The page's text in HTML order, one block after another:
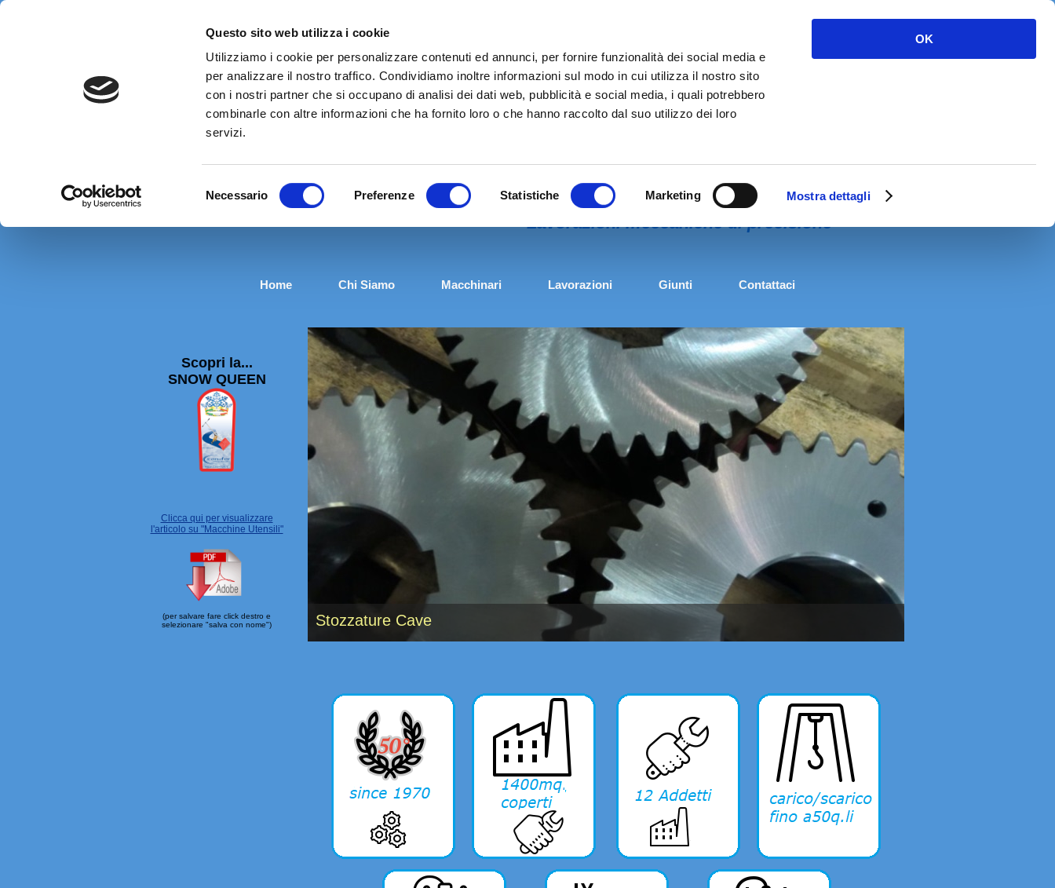
Questo sito web utilizza i cookie
Utilizziamo i cookie per personalizzare contenuti ed annunci, per fornire funzionalità dei social media e
per analizzare il nostro traffico. Condividiamo inoltre informazioni sul modo in cui utilizza il nostro sito
con i nostri partner che si occupano di analisi dei dati web, pubblicità e social media, i quali potrebbero
combinarle con altre informazioni che ha fornito loro o che hanno raccolto dal suo utilizzo dei loro
servizi.
del
Necessario Preferenze Statistiche Marketing Mostra dettagli
OK
Lavorazioni meccaniche di precisione
Home Chi Siamo Macchinari Lavorazioni Giunti Contattaci
Scopri la...
SNOW QUEEN
Clicca qui per visualizzare
l'articolo su "Macchine Utensili"
(per salvare fare click destro e
selezionare "salva con nome")
Stozzature Cave